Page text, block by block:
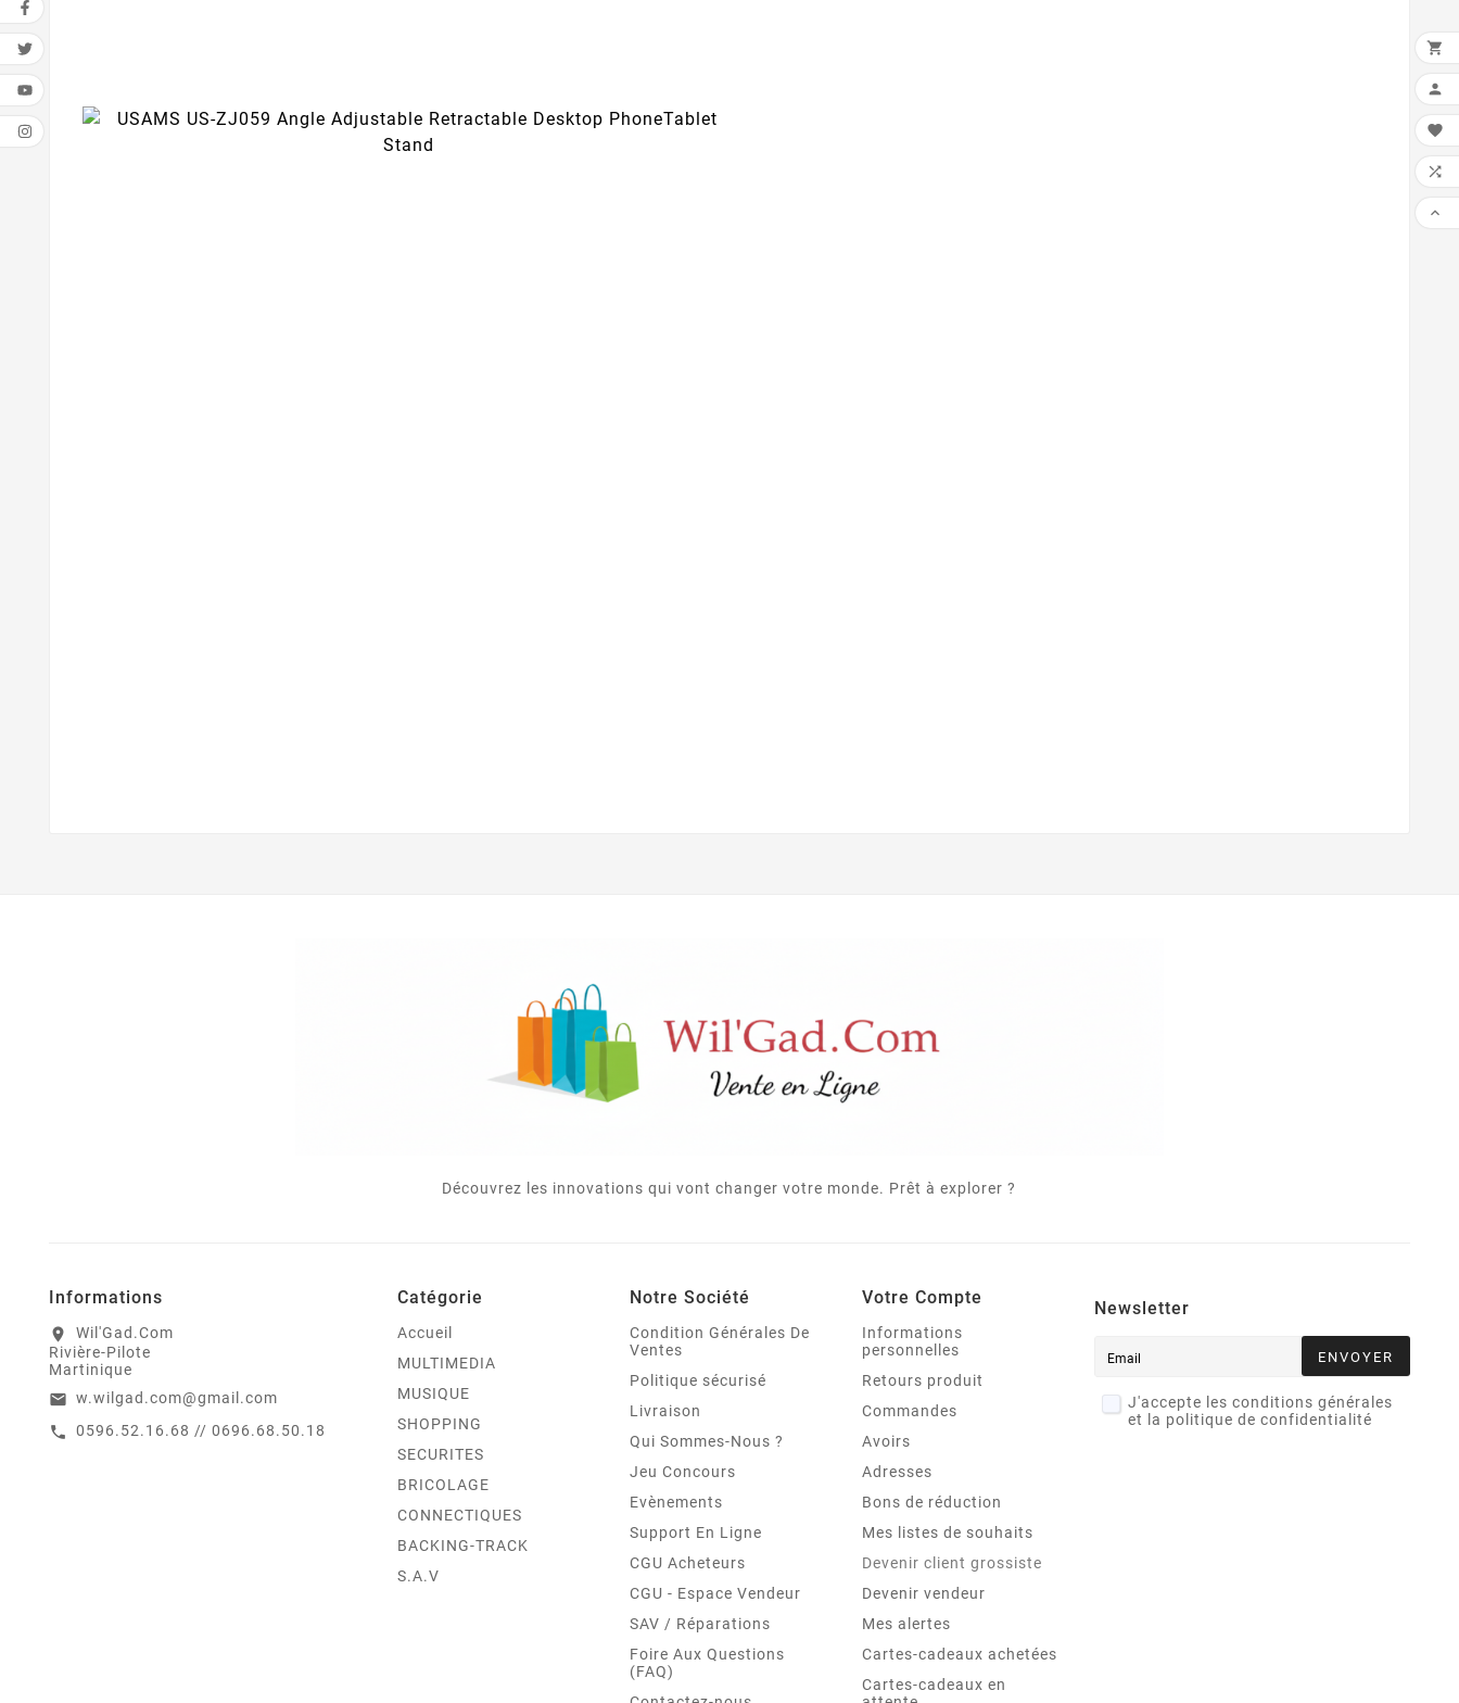
Découvrez les innovations qui vont changer votre monde. Prêt à explorer ?
Informations
location_on
Wil'Gad.Com
Rivière-Pilote
Martinique
email w.wilgad.com@gmail.com
call 0596.52.16.68 // 0696.68.50.18
Catégorie
Accueil
MULTIMEDIA
MUSIQUE
SHOPPING
SECURITES
BRICOLAGE
CONNECTIQUES
BACKING-TRACK
S.A.V
Notre Société
Condition Générales De
Ventes
Politique sécurisé
Livraison
Qui Sommes-Nous ?
Jeu Concours
Evènements
Support En Ligne
CGU Acheteurs
CGU - Espace Vendeur
SAV / Réparations
Foire Aux Questions
(FAQ)
Votre Compte
Informations
personnelles
Retours produit
Commandes
Avoirs
Adresses
Bons de réduction
Mes listes de souhaits
Devenir client grossiste
Devenir vendeur
Mes alertes
Cartes-cadeaux achetées
Cartes-cadeaux en
Newsletter
ENVOYER
J'accepte les conditions générales
et la politique de confidentialité




